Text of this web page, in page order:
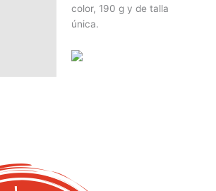
color, 190 g y de talla
única.